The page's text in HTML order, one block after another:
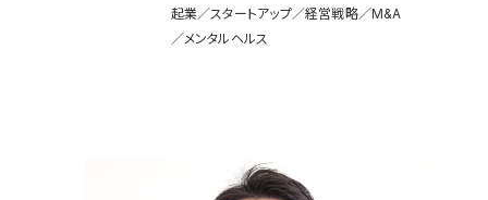
起業 スタートアップ 経営戦略
M&A
メンタルヘルス